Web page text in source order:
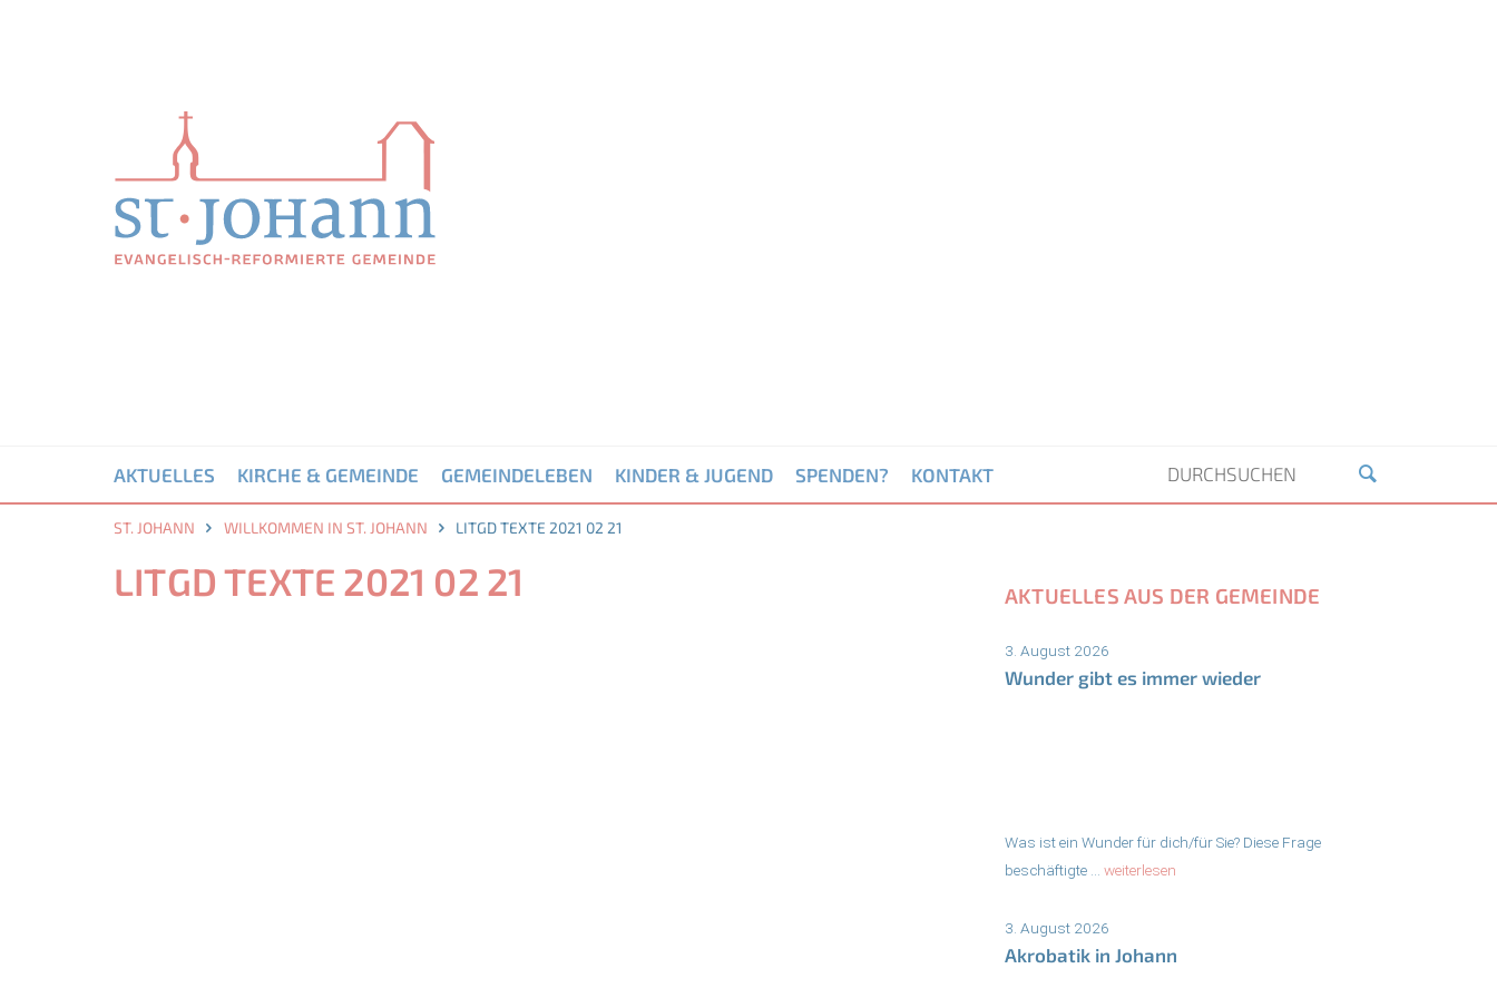
AKTUELLES KIRCHE & GEMEINDE GEMEINDELEBEN KINDER & JUGEND SPENDEN? KONTAKT
ST. JOHANN WILLKOMMEN IN ST. JOHANN LITGD TEXTE 2021 02 21
LITGD TEXTE 2021 02 21 AKTUELLES AUS DER GEMEINDE
3. August 2026
Wunder gibt es immer wieder
Was ist ein Wunder für dich/für Sie? Diese Frage
beschäftigte ... weiterlesen
3. August 2026
Akrobatik in Johann